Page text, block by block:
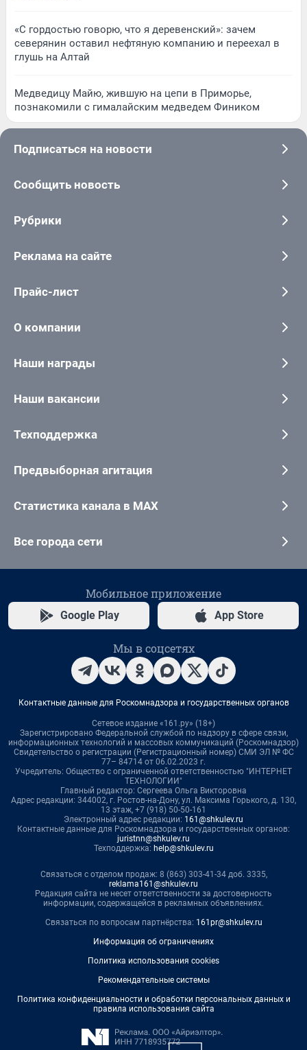
«С гордостью говорю, что я деревенский»: зачем
северянин оставил нефтяную компанию и переехал в
глушь на Алтай
Медведицу Майю, жившую на цепи в Приморье,
познакомили с гималайским медведем Фиником
Подписаться на новости
Сообщить новость
Рубрики
Реклама на сайте
Прайс-лист
О компании
Наши награды
Наши вакансии
Техподдержка
Предвыборная агитация
Статистика канала в MAX
Все города сети
Мобильное приложение
Google Play App Store
Мы в соцсетях
Контактные данные для Роскомнадзора и государственных органов
Сетевое издание «161.ру» (18+)
Зарегистрировано Федеральной службой по надзору в сфере связи,
информационных технологий и массовых коммуникаций (Роскомнадзор)
Свидетельство о регистрации (Регистрационный номер) СМИ ЭЛ № ФС
77– 84714 от 06.02.2023 г.
Учредитель: Общество с ограниченной ответственностью "ИНТЕРНЕТ
ТЕХНОЛОГИИ"
Главный редактор: Сергеева Ольга Викторовна
Адрес редакции: 344002, г. Ростов-на-Дону, ул. Максима Горького, д. 130,
13 этаж, +7 (918) 50-50-161
Электронный адрес редакции: 161@shkulev.ru
Контактные данные для Роскомнадзора и государственных органов:
juristnn@shkulev.ru
Техподдержка: help@shkulev.ru
Связаться с отделом продаж: 8 (863) 303-41-34 доб. 3335,
reklama161@shkulev.ru
Редакция сайта не несет ответственности за достоверность
информации, содержащейся в рекламных объявлениях.
Связаться по вопросам партнёрства: 161pr@shkulev.ru
Информация об ограничениях
Политика использования cookies
Рекомендательные системы
Политика конфиденциальности и обработки персональных данных и
правила использования сайта